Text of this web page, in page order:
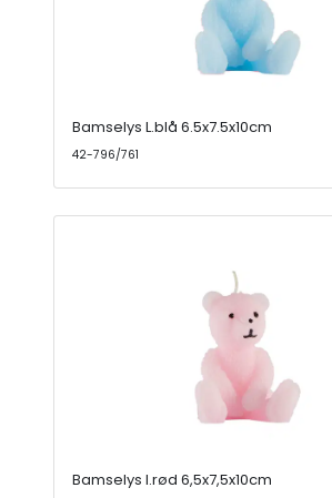
Bamselys L.blå 6.5x7.5x10cm
42-796/761
Bamselys l.rød 6,5x7,5x10cm